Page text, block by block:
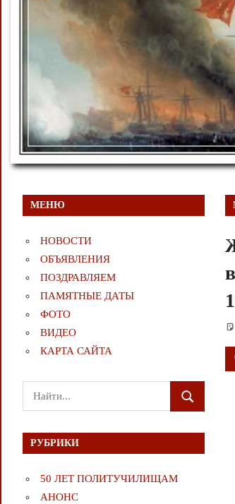
МЕНЮ
НОВОСТИ
ОБЪЯВЛЕНИЯ
ПОЗДРАВЛЯЕМ
ПАМЯТНЫЕ ДАТЫ
ФОТО
ВИДЕО
КАРТА САЙТА
Поиск
для:
ПОИСК
РУБРИКИ
50 ЛЕТ ПОЛИТУЧИЛИЩАМ
АНОНС